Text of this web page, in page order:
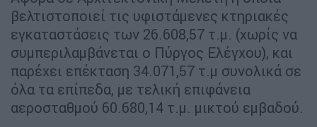
βελτιστοποιεί τις υφιστάμενες κτηριακές
εγκαταστάσεις των 26.608,57 τ.μ. (χωρίς να
συμπεριλαμβάνεται ο Πύργος Ελέγχου), και
παρέχει επέκταση 34.071,57 τ.μ συνολικά σε
όλα τα επίπεδα, με τελική επιφάνεια
αεροσταθμού 60.680,14 τ.μ. μικτού εμβαδού.